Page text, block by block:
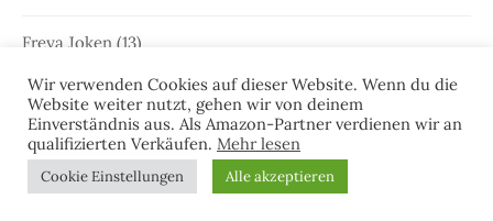
Freya Joken (13)
Friesenkrimi(1.001)
Geschichte Ostfrieslands (2)
Wir verwenden Cookies auf dieser Website. Wenn du die
Website weiter nutzt, gehen wir von deinem
Einverständnis aus. Als Amazon-Partner verdienen wir an
qualifizierten Verkäufen. Mehr lesen
Cookie Einstellungen Alle akzeptieren